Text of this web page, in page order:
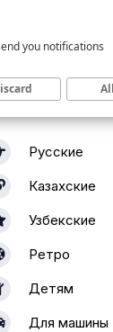
Русские
Казахские
Узбекские
Ретро
Детям
Для машины
you notifications